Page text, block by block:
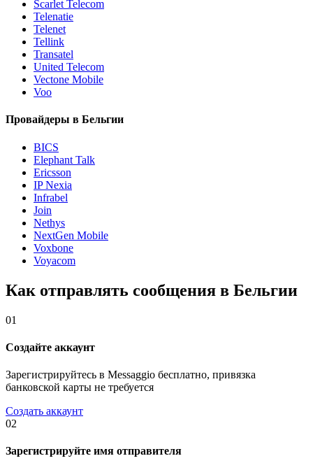
Scarlet Telecom
Telenatie
Telenet
Tellink
Transatel
United Telecom
Vectone Mobile
Voo
Провайдеры в Бельгии
BICS
Elephant Talk
Ericsson
IP Nexia
Infrabel
Join
Nethys
NextGen Mobile
Voxbone
Voyacom
Как отправлять сообщения в Бельгии
01
Создайте аккаунт
Зарегистрируйтесь в Messaggio бесплатно, привязка
банковской карты не требуется
Создать аккаунт
02
Зарегистрируйте имя отправителя